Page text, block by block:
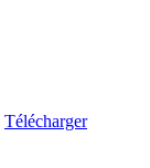
Télécharger